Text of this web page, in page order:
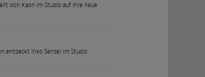
sich Kaori im Studio auf ihre neue
entdeckt Inko Sensei im Studio